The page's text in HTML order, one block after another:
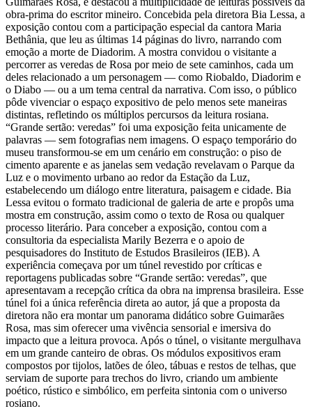
obra-prima do escritor mineiro. Concebida pela diretora Bia Lessa, a
exposição contou com a participação especial da cantora Maria
Bethânia, que leu as últimas 14 páginas do livro, narrando com
emoção a morte de Diadorim. A mostra convidou o visitante a
percorrer as veredas de Rosa por meio de sete caminhos, cada um
deles relacionado a um personagem — como Riobaldo, Diadorim e
o Diabo — ou a um tema central da narrativa. Com isso, o público
pôde vivenciar o espaço expositivo de pelo menos sete maneiras
distintas, refletindo os múltiplos percursos da leitura rosiana.
“Grande sertão: veredas” foi uma exposição feita unicamente de
palavras — sem fotografias nem imagens. O espaço temporário do
museu transformou-se em um cenário em construção: o piso de
cimento aparente e as janelas sem vedação revelavam o Parque da
Luz e o movimento urbano ao redor da Estação da Luz,
estabelecendo um diálogo entre literatura, paisagem e cidade. Bia
Lessa evitou o formato tradicional de galeria de arte e propôs uma
mostra em construção, assim como o texto de Rosa ou qualquer
processo literário. Para conceber a exposição, contou com a
consultoria da especialista Marily Bezerra e o apoio de
pesquisadores do Instituto de Estudos Brasileiros (IEB). A
experiência começava por um túnel revestido por críticas e
reportagens publicadas sobre “Grande sertão: veredas”, que
apresentavam a recepção crítica da obra na imprensa brasileira. Esse
túnel foi a única referência direta ao autor, já que a proposta da
diretora não era montar um panorama didático sobre Guimarães
Rosa, mas sim oferecer uma vivência sensorial e imersiva do
impacto que a leitura provoca. Após o túnel, o visitante mergulhava
em um grande canteiro de obras. Os módulos expositivos eram
compostos por tijolos, latões de óleo, tábuas e restos de telhas, que
serviam de suporte para trechos do livro, criando um ambiente
poético, rústico e simbólico, em perfeita sintonia com o universo
rosiano.